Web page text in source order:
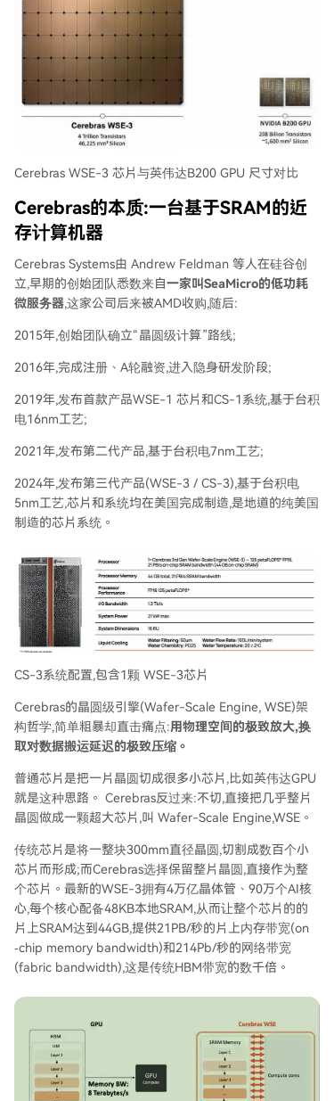
Cerebras WSE-3 芯片与英伟达B200 GPU 尺寸对比
Cerebras的本质:一台基于SRAM的近
存计算机器
Cerebras Systems由 Andrew Feldman 等人在硅谷创
立,早期的创始团队悉数来自一家叫SeaMicro的低功耗
微服务器,这家公司后来被AMD收购,随后:
2015年,创始团队确立“晶圆级计算”路线;
2016年,完成注册、A轮融资,进入隐身研发阶段;
2019年,发布首款产品WSE-1 芯片和CS-1系统,基于台积
电16nm工艺;
2021年,发布第二代产品,基于台积电7nm工艺;
2024年,发布第三代产品(WSE-3 / CS-3),基于台积电
5nm工艺,芯片和系统均在美国完成制造,是地道的纯美国
制造的芯片系统。
CS-3系统配置,包含1颗 WSE-3芯片
Cerebras的晶圆级引擎(Wafer-Scale Engine, WSE)架
构哲学,简单粗暴却直击痛点:用物理空间的极致放大,换
取对数据搬运延迟的极致压缩。
普通芯片是把一片晶圆切成很多小芯片,比如英伟达GPU
就是这种思路。 Cerebras反过来:不切,直接把几乎整片
晶圆做成一颗超大芯片,叫 Wafer-Scale Engine,WSE。
传统芯片是将一整块300mm直径晶圆,切割成数百个小
芯片而形成;而Cerebras选择保留整片晶圆,直接作为整
个芯片。最新的WSE-3拥有4万亿晶体管、90万个AI核
心,每个核心配备48KB本地SRAM,从而让整个芯片的的
片上SRAM达到44GB,提供21PB/秒的片上内存带宽(on
‐chip memory bandwidth)和214Pb/秒的网络带宽
(fabric bandwidth),这是传统HBM带宽的数千倍。